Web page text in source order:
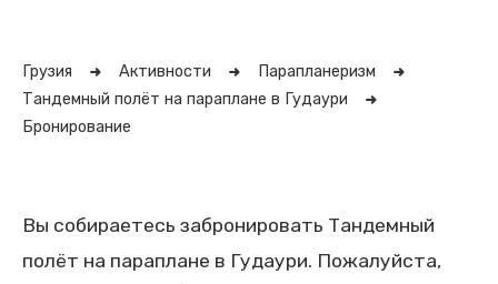
Грузия Активности
Парапланеризм
Тандемный полёт на параплане в Гудаури
Бронирование
Вы собираетесь забронировать Тандемный
полёт на параплане в Гудаури. Пожалуйста,